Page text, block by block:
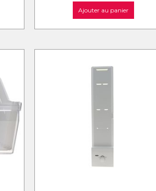
Ajouter au panier